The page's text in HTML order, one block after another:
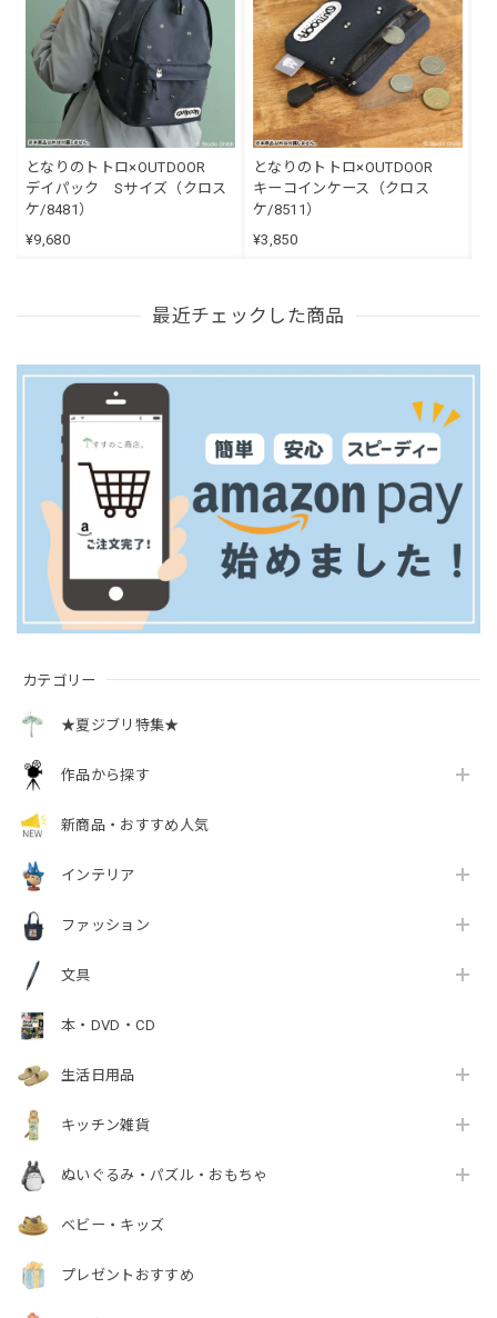
カテゴリー
★夏ジブリ特集★
作品から探す
新商品・おすすめ人気
インテリア
ファッション
文具
本・DVD・CD
生活日用品
キッチン雑貨
ぬいぐるみ・パズル・おもちゃ
ベビー・キッズ
プレゼントおすすめ
となりのトトロ×OUTDOOR
デイパック Sサイズ（クロス
ケ/8481）
¥9,680
となりのトトロ×OUTDOOR
キーコインケース（クロス
ケ/8511）
¥3,850
最近チェックした商品